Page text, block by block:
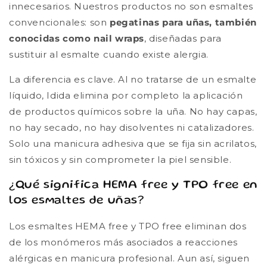
innecesarios. Nuestros productos no son esmaltes
convencionales: son pegatinas para uñas, también
conocidas como nail wraps, diseñadas para
sustituir al esmalte cuando existe alergia.
La diferencia es clave. Al no tratarse de un esmalte
líquido, Idida elimina por completo la aplicación
de productos químicos sobre la uña. No hay capas,
no hay secado, no hay disolventes ni catalizadores.
Solo una manicura adhesiva que se fija sin acrilatos,
sin tóxicos y sin comprometer la piel sensible.
¿Qué significa HEMA free y TPO free en
los esmaltes de uñas?
Los esmaltes HEMA free y TPO free eliminan dos
de los monómeros más asociados a reacciones
alérgicas en manicura profesional. Aun así, siguen